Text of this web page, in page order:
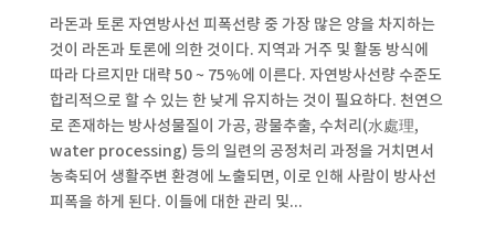
라돈과 토론 자연방사선 피폭선량 중 가장 많은 양을 차지하는
것이 라돈과 토론에 의한 것이다. 지역과 거주 및 활동 방식에
따라 다르지만 대략 50 ~ 75%에 이른다. 자연방사선량 수준도
합리적으로 할 수 있는 한 낮게 유지하는 것이 필요하다. 천연으
로 존재하는 방사성물질이 가공, 광물추출, 수처리(水處理,
water processing) 등의 일련의 공정처리 과정을 거치면서
농축되어 생활주변 환경에 노출되면, 이로 인해 사람이 방사선
피폭을 하게 된다. 이들에 대한 관리 및...